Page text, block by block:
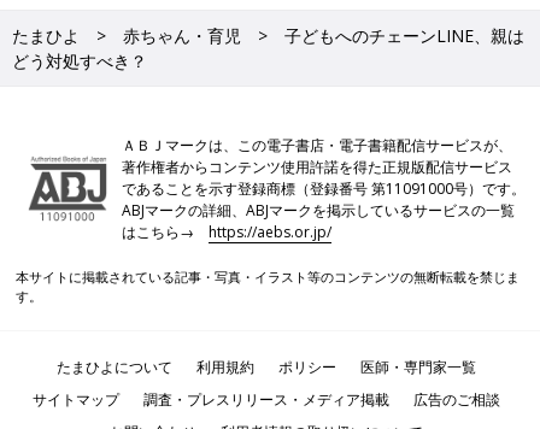
たまひよ 赤ちゃん・育児
子どもへのチェーンLINE、親は
どう対処すべき？
ＡＢＪマークは、この電子書店・電子書籍配信サービスが、
著作権者からコンテンツ使用許諾を得た正規版配信サービス
であることを示す登録商標（登録番号 第11091000号）です。
ABJマークの詳細、ABJマークを掲示しているサービスの一覧
はこちら→https://aebs.or.jp/
本サイトに掲載されている記事・写真・イラスト等のコンテンツの無断転載を禁じま
す。
たまひよについて 利用規約 ポリシー
医師・専門家一覧
サイトマップ
調査・プレスリリース・メディア掲載
広告のご相談